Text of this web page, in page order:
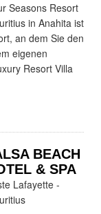
Seasons Resort
in Anahita ist
an dem Sie den
eigenen
Resort Villa
BEACH
& SPA
Lafayette -